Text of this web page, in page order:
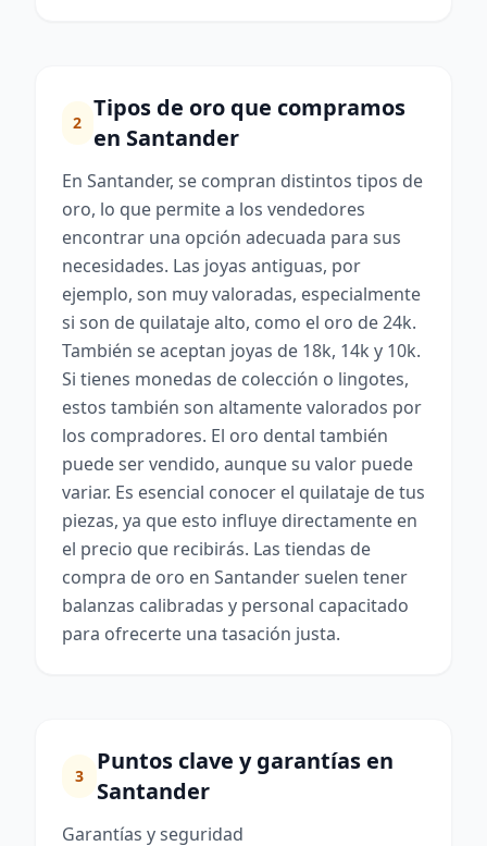
2
Tipos de oro que compramos
en Santander
En Santander, se compran distintos tipos de
oro, lo que permite a los vendedores
encontrar una opción adecuada para sus
necesidades. Las joyas antiguas, por
ejemplo, son muy valoradas, especialmente
si son de quilataje alto, como el oro de 24k.
También se aceptan joyas de 18k, 14k y 10k.
Si tienes monedas de colección o lingotes,
estos también son altamente valorados por
los compradores. El oro dental también
puede ser vendido, aunque su valor puede
variar. Es esencial conocer el quilataje de tus
piezas, ya que esto influye directamente en
el precio que recibirás. Las tiendas de
compra de oro en Santander suelen tener
balanzas calibradas y personal capacitado
para ofrecerte una tasación justa.
3
Puntos clave y garantías en
Santander
Garantías y seguridad